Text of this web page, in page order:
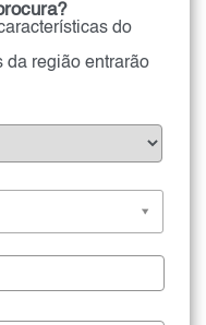
do
da região entrarão